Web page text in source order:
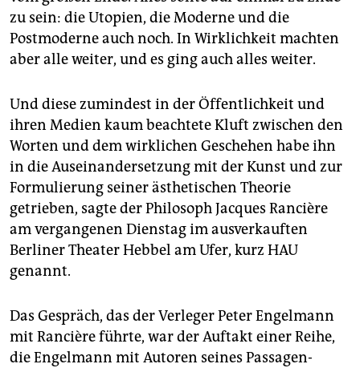
unterstützen
abo
epaper login
zu sein: die Utopien, die Moderne und die
Postmoderne auch noch. In Wirklichkeit machten
aber alle weiter, und es ging auch alles weiter.
Und diese zumindest in der Öffentlichkeit und
ihren Medien kaum beachtete Kluft zwischen den
Worten und dem wirklichen Geschehen habe ihn
in die Auseinandersetzung mit der Kunst und zur
Formulierung seiner ästhetischen Theorie
getrieben, sagte der Philosoph Jacques Rancière
am vergangenen Dienstag im ausverkauften
Berliner Theater Hebbel am Ufer, kurz HAU
genannt.
Das Gespräch, das der Verleger Peter Engelmann
mit Rancière führte, war der Auftakt einer Reihe,
die Engelmann mit Autoren seines Passagen-